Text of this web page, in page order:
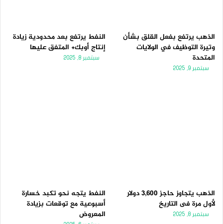
الذهب يرتفع بفعل القلق بشأن
وتيرة التوظيف في الولايات
المتحدة
سبتمبر 9, 2025
النفط يرتفع بعد محدودية زيادة
إنتاج أوبك+ المتفق عليها
سبتمبر 8, 2025
الذهب يتجاوز حاجز 3,600 دولار
لأول مرة فى التاريخ
سبتمبر 8, 2025
النفط يتجه نحو تكبد خسارة
أسبوعية مع توقعات بزيادة
المعروض